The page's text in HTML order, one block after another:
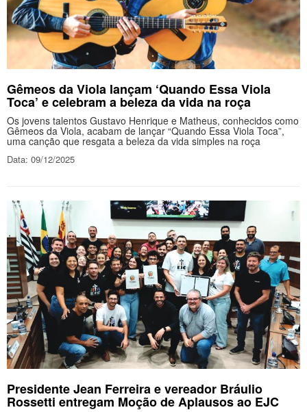
Gêmeos da Viola lançam ‘Quando Essa Viola
Toca’ e celebram a beleza da vida na roça
Os jovens talentos Gustavo Henrique e Matheus, conhecidos como
Gêmeos da Viola, acabam de lançar “Quando Essa Viola Toca”,
uma canção que resgata a beleza da vida simples na roça
Data: 09/12/2025
Presidente Jean Ferreira e vereador Bráulio
Rossetti entregam Moção de Aplausos ao EJC